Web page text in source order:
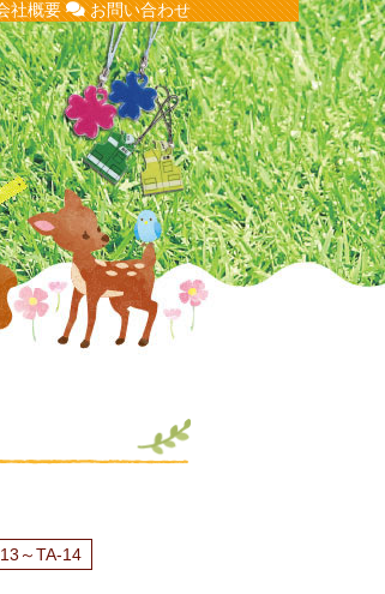
社概要 お問い合わせ
～TA-14